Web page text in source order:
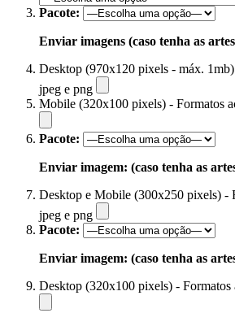
Pacote:
Enviar imagens (caso tenha as
Desktop (970x120 pixels - máx.
jpeg e png
Mobile (320x100 pixels) - Formatos
Pacote:
Enviar imagem: (caso tenha as
Desktop e Mobile (300x250 pixels) -
jpeg e png
Pacote:
Enviar imagem: (caso tenha as
Desktop (320x100 pixels) - Formatos